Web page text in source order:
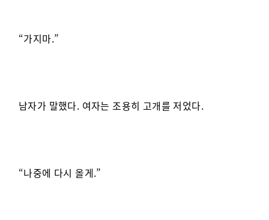
“가지마.”
남자가 말했다. 여자는 조용히 고개를 저었다.
“나중에 다시 올게.”